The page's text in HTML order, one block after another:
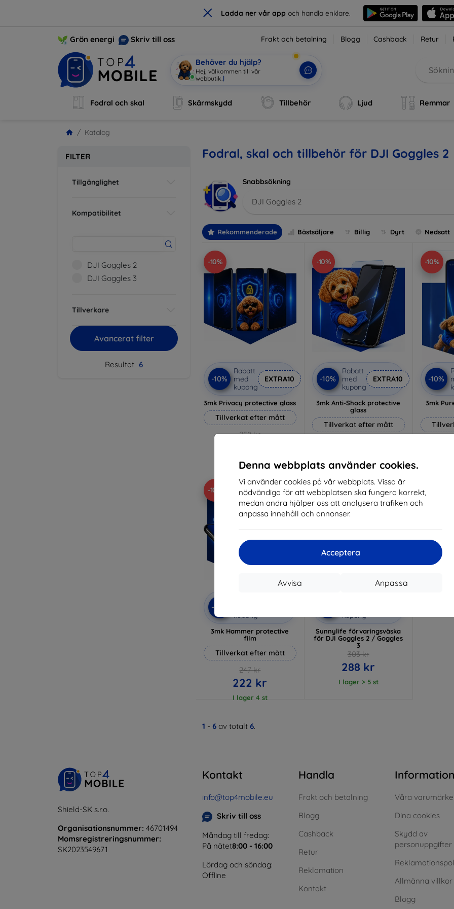
× Ladda ner vår app och handla enklare.
Denna webbplats använder cookies.
Vi använder cookies på vår webbplats. Vissa är
nödvändiga för att webbplatsen ska fungera korrekt,
medan andra hjälper oss att analysera trafiken och
anpassa innehåll och annonser.
Acceptera
Anpassa
Avvisa
Grön energi Skriv till oss Frakt och betalning Blogg Cashback Retur
Behöver du hjälp?
Hej, välkommen till vår
webbutik. |
Fodral och skal Skärmskydd Tillbehör Ljud Remmar
Katalog
FILTER
Tillgänglighet
Kompatibilitet
DJI Goggles 2
DJI Goggles 3
Tillverkare
Avancerat filter
Resultat 6
Fodral, skal och tillbehör för DJI Goggles 2
Snabbsökning
DJI Goggles 2
Rekommenderade Bästsäljare Billig Dyrt Nedsatt
-10%
-10%
Rabatt
med
kupong
EXTRA10
3mk Privacy protective glass
Tillverkat efter mått
258 kr
I lager 2 st
-10%
-10%
Rabatt
med
kupong
EXTRA10
3mk Anti-Shock protective
glass
Tillverkat efter mått
I lager > 5 st
-10%
-10%
3mk
I
-10%
-10%
kupong
3mk Hammer protective
film
Tillverkat efter mått
247 kr
222 kr
I lager 4 st
-5%
kupong
Sunnylife förvaringsväska
för DJI Goggles 2 / Goggles
3
303 kr
288 kr
I lager > 5 st
1 - 6 av totalt 6.
Shield-SK s.r.o.
Organisationsnummer: 46701494
Momsregistreringsnummer:
SK2023549671
Kontakt
info@top4mobile.eu
Skriv till oss
Måndag till fredag:
På nätet8:00 - 16:00
Lördag och söndag:
Offline
Handla
Frakt och betalning
Blogg
Cashback
Retur
Reklamation
Kontakt
Information
Våra
Dina cookies
Skydd av
personuppgifter
Allmänna villkor
Blogg